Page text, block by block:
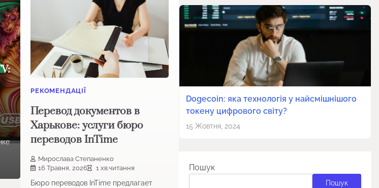
РЕКОМЕНДАЦІЇ
Перевод документов в
Харькове: услуги бюро
переводов InTime
Мирослава Степаненко
16 Травня, 2026
1 хв.читання
Бюро переводов InTime предлагает
Dogecoin: яка технологія у найсмішнішого
токену цифрового світу?
15 Жовтня, 2024
Пошук
Пошук